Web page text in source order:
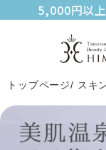
5,000円以
トップページ スキ